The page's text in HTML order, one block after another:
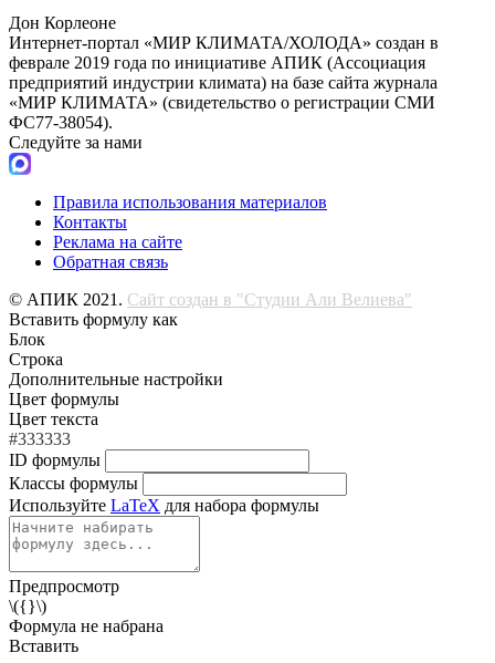
Дон Корлеоне
Интернет-портал «МИР КЛИМАТА/ХОЛОДА» создан в
феврале 2019 года по инициативе АПИК (Ассоциация
предприятий индустрии климата) на базе сайта журнала
«МИР КЛИМАТА» (свидетельство о регистрации СМИ
ФС77-38054).
Следуйте за нами
Правила использования материалов
Контакты
Реклама на сайте
Обратная связь
© АПИК 2021. Сайт создан в "Студии Али Велиева"
Вставить формулу как
Блок
Строка
Дополнительные настройки
Цвет формулы
Цвет текста
#333333
ID формулы
Классы формулы
Используйте LaTeX для набора формулы
Предпросмотр
\({}\)
Формула не набрана
Вставить